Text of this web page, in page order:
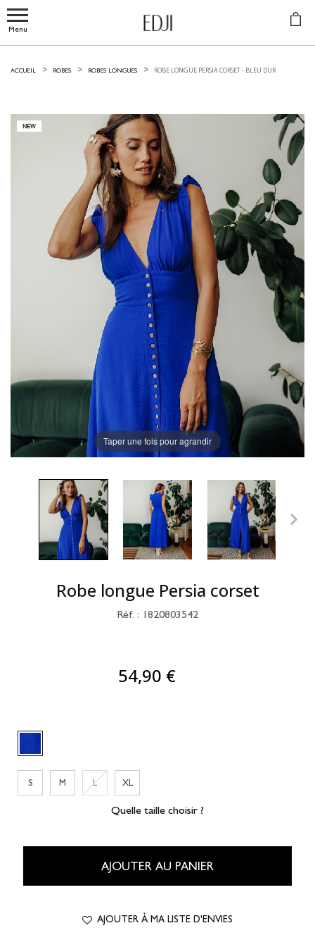
Menu
ACCUEIL ROBES ROBES LONGUES ROBE LONGUE PERSIA CORSET - BLEU DUR
Taper une fois pour agrandir
Robe longue Persia corset
Réf. : 1820803542
54,90 €
S M L XL
Quelle taille choisir ?
AJOUTER AU PANIER
AJOUTER À MA LISTE D'ENVIES